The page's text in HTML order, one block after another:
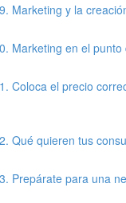
Marketing y la
Marketing en el
Coloca el precio
Qué quieren tus
Prepárate para una